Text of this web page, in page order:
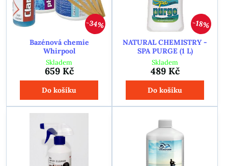
34%
Bazénová chemie
Whirpool
Skladem
659 Kč
Do košíku
18%
NATURAL CHEMISTRY -
SPA PURGE (1 L)
Skladem
489 Kč
Do košíku